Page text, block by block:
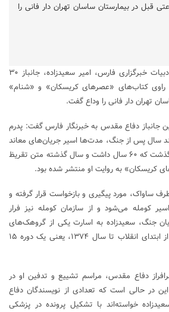
قبل در بیمارستان ساسان تهران دار فانی را
به گزارش خبرنگار کتاب و ادبیات خبرگزاری فارس، امیر سعیدزاده، جانباز ۳۰
راوی کتاب‌های «عصرهای کریسکان» و «شنام»
تهران دار فانی را وداع گفت.
جانباز دفاع مقدس به خبرنگار فارس گفت: پدرم
سال پس از جنگ، مدت‌ها اسیر جریان‌های معاند
کُرد بود. او امروز در حالی درگذشت که ۶۰ سال داشت و سال گذشته متن تقریظ
کریسکان» به روایت او منتشر شده بود.
ساواک، مورد پیگیری و بازخواست قرار گرفته و
کومله می‌شود و از سازمان کومله نیز فرار
جنگ، سعیدزاده به اسارت یکی از گروهک‌های
معاند درمی‌آید و این دوران از ابتدای انقلاب تا سال ۱۳۷۴، یعنی یک دوره ۱۵
دفاع مقدس، مراسم تشییع و تدفین او در
در حالی است که تعدادی از نویسندگان دفاع
خواسته‌اند با تشکیل پرونده در پزشکی